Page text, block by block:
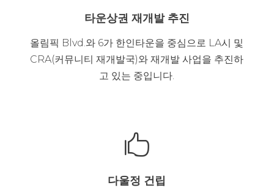
타운상권 재개발 추진
올림픽 Blvd.와 6가 한인타운을 중심으로 LA시 및
CRA(커뮤니티 재개발국)와 재개발 사업을 추진하
고 있는 중입니다.

다울정 건립